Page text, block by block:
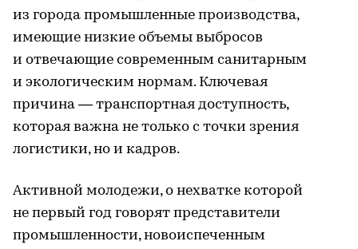
из города промышленные производства,
имеющие низкие объемы выбросов
и отвечающие современным санитарным
и экологическим нормам. Ключевая
причина — транспортная доступность,
которая важна не только с точки зрения
логистики, но и кадров.
Активной молодежи, о нехватке которой
не первый год говорят представители
промышленности, новоиспеченным